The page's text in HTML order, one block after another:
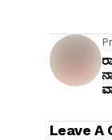
Leave A